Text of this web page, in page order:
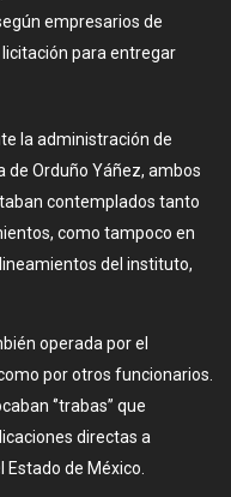
empresarios de
para entregar
la administración de
de Orduño Yáñez, ambos
contemplados tanto
como tampoco en
del instituto,
operada por el
por otros funcionarios.
‘’trabas’’ que
directas a
de México.